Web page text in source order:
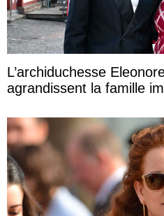
L’archiduchesse
agrandissent la famille